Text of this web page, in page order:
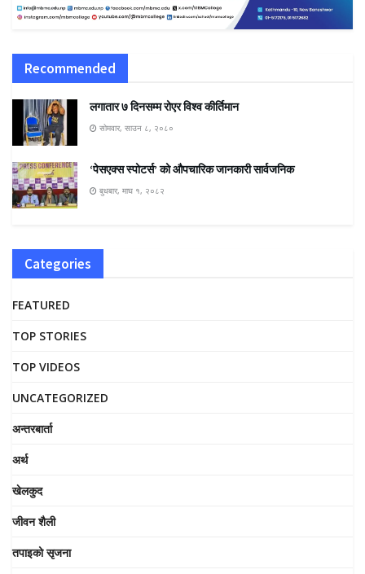
Recommended
लगातार ७ दिनसम्म रोएर विश्व कीर्तिमान
सोमवार, साउन ८, २०८०
‘पेसएक्स स्पोटर्स’ को औपचारिक जानकारी सार्वजनिक
बुधबार, माघ १, २०८२
Categories
FEATURED
TOP STORIES
TOP VIDEOS
UNCATEGORIZED
अन्तरबार्ता
अर्थ
खेलकुद
जीवन शैली
तपाइको सृजना